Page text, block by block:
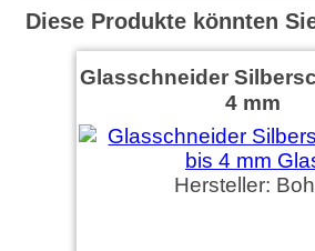
Diese Produkte könnten
Glasschneider
4 mm
Hersteller: